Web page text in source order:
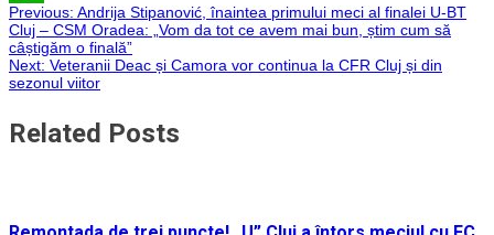
WhatsApp
Navigare
în
Previous: Andrija Stipanović, înaintea primului meci al finalei U-BT
Cluj – CSM Oradea: „Vom da tot ce avem mai bun, știm cum să
câștigăm o finală”
Next: Veteranii Deac și Camora vor continua la CFR Cluj și din
sezonul viitor
Related Posts